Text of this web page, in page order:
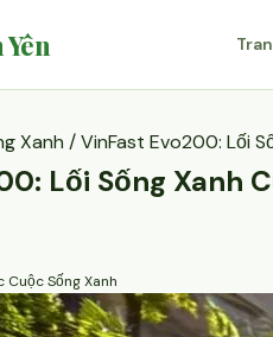
Xanh / VinFast Evo200: Lối
Lối Sống Xanh
Sống Xanh